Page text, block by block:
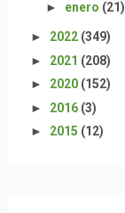
► enero (21)
► 2022 (349)
► 2021 (208)
► 2020 (152)
► 2016 (3)
► 2015 (12)